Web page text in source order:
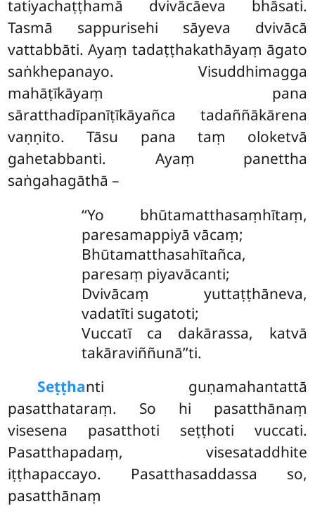
tatiyachaṭṭhamā dvivācāeva bhāsati.
Tasmā sappurisehi sāyeva dvivācā
vattabbāti. Ayaṃ tadaṭṭhakathāyaṃ āgato
saṅkhepanayo. Visuddhimagga
mahāṭīkāyaṃ pana
sāratthadīpanīṭīkāyañca tadaññākārena
vaṇṇito. Tāsu pana taṃ oloketvā
gahetabbanti. Ayaṃ panettha
saṅgahagāthā –
‘‘Yo bhūtamatthasaṃhītaṃ,
paresamappiyā vācaṃ;
Bhūtamatthasahītañca,
paresaṃ piyavācanti;
Dvivācaṃ yuttaṭṭhāneva,
vadatīti sugatoti;
Vuccatī ca dakārassa, katvā
takāraviññunā’’ti.
Seṭṭhanti guṇamahantattā
pasatthataraṃ. So hi pasatthānaṃ
visesena pasatthoti seṭṭhoti vuccati.
Pasatthapadaṃ, visesataddhite
iṭṭhapaccayo. Pasatthasaddassa so,
pasatthānaṃ